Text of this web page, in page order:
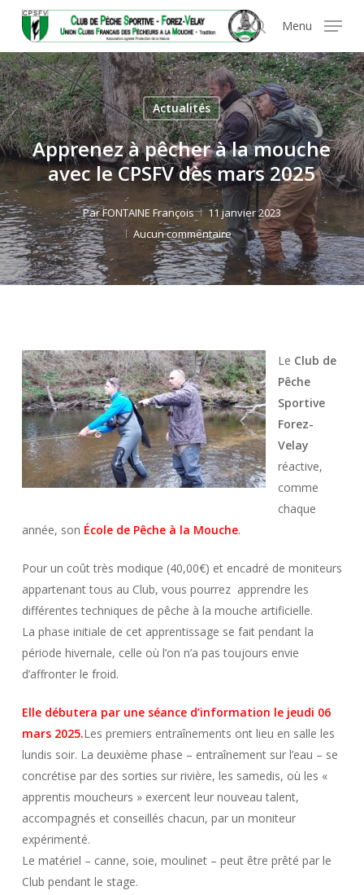
Panneau de gestion des cookies
main
content
search
Menu
Actualités
Apprenez à pêcher à la mouche
avec le CPSFV dès mars 2025
ParFONTAINE François
11 janvier 2023
Aucun commentaire
Le Club de
Pêche
Sportive
Forez-
Velay
réactive,
comme
chaque
année, son École de Pêche à la Mouche.
Pour un coût très modique (40,00€) et encadré de moniteurs
appartenant tous au Club, vous pourrez apprendre les
différentes techniques de pêche à la mouche artificielle.
La phase initiale de cet apprentissage se fait pendant la
période hivernale, celle où l’on n’a pas toujours envie
d’affronter le froid.
Elle débutera par une séance d’information le jeudi 06
mars 2025.Les premiers entraînements ont lieu en salle les
lundis soir. La deuxième phase – entraînement sur l’eau – se
concrétise par des sorties sur rivière, les samedis, où les «
apprentis moucheurs » exercent leur nouveau talent,
accompagnés et conseillés chacun, par un moniteur
expérimenté.
Le matériel – canne, soie, moulinet – peut être prêté par le
Club pendant le stage.